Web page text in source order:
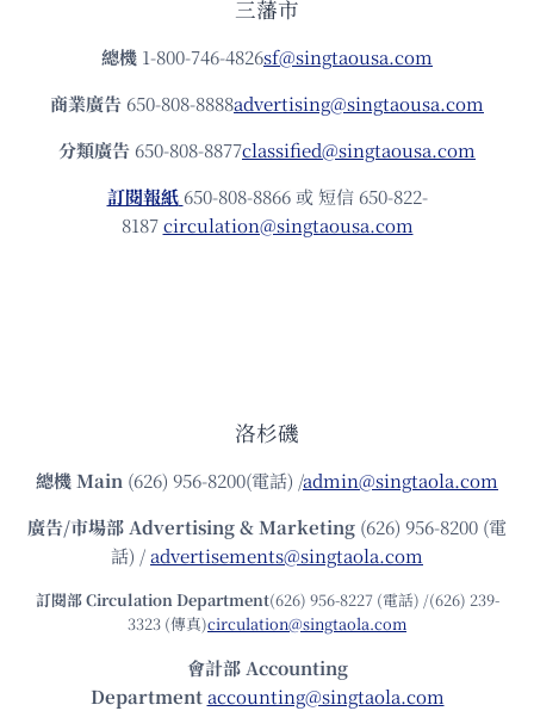
三藩市
總機 1-800-746-4826sf@singtaousa.com
商業廣告 650-808-8888advertising@singtaousa.com
分類廣告 650-808-8877classified@singtaousa.com
訂閱報紙 650-808-8866 或 短信 650-822-
8187circulation@singtaousa.com
洛杉磯
總機Main (626) 956-8200(電話) /admin@singtaola.com
廣告/市場部Advertising & Marketing (626) 956-8200 (電
話) /advertisements@singtaola.com
訂閱部 Circulation Department(626) 956-8227 (電話) /(626) 239-
3323 (傳真)circulation@singtaola.com
會計部 Accounting
Department accounting@singtaola.com